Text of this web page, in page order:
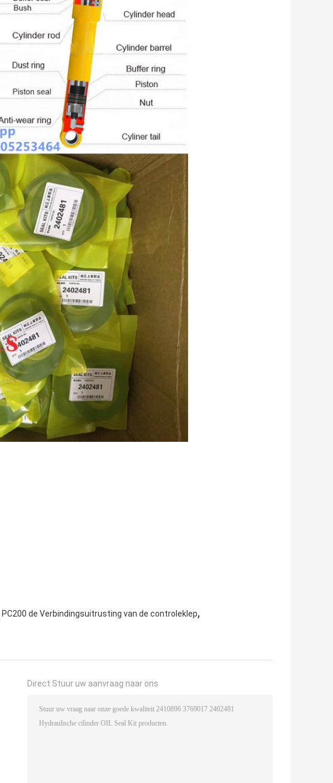
PC200 de Verbindingsuitrusting van de controleklep,
Direct Stuur uw aanvraag naar ons